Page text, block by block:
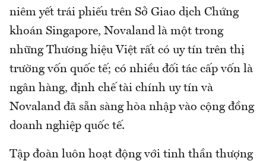
niêm yết trái phiếu trên Sở Giao dịch Chứng
khoán Singapore, Novaland là một trong
những Thương hiệu Việt rất có uy tín trên thị
trường vốn quốc tế; có nhiều đối tác cấp vốn là
ngân hàng, định chế tài chính uy tín và
Novaland đã sẵn sàng hòa nhập vào cộng đồng
doanh nghiệp quốc tế.
Tập đoàn luôn hoạt động với tinh thần thượng